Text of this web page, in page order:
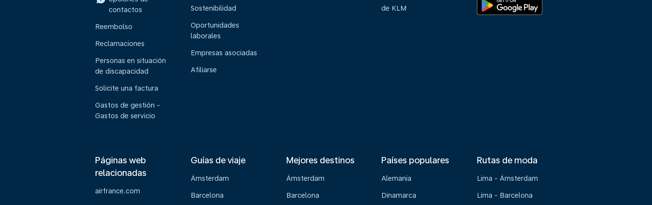
contactos
Reembolso
Reclamaciones
Personas en situación
de discapacidad
Solicite una factura
Gastos de gestión -
Gastos de servicio
Sostenibilidad
Oportunidades
laborales
Empresas asociadas
Afiliarse
de KLM
Páginas web
relacionadas
airfrance.com
Guías de viaje
Ámsterdam
Barcelona
Mejores destinos
Ámsterdam
Barcelona
Países populares
Alemania
Dinamarca
Rutas de moda
Lima - Ámsterdam
Lima - Barcelona